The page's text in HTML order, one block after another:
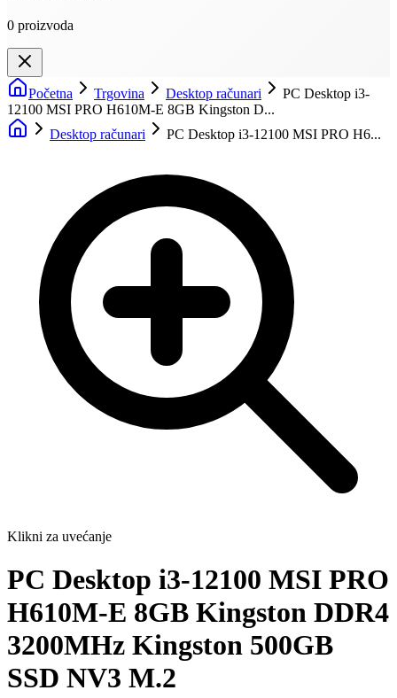
0 proizvoda
Početna Trgovina Desktop računari
PC Desktop i3-
12100 MSI PRO H610M-E 8GB Kingston D...
Desktop računari
PC Desktop i3-12100 MSI PRO H6...
Klikni za uvećanje
PC Desktop i3-12100 MSI PRO
H610M-E 8GB Kingston DDR4
3200MHz Kingston 500GB
SSD NV3 M.2